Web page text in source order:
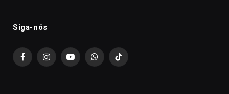
Siga-nós
FacebookInstagramYouTubeWhatsAppTikTok